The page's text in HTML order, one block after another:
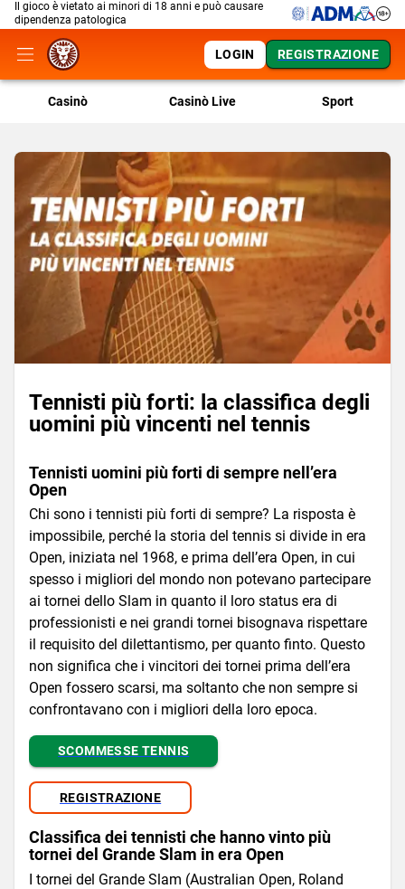
Il gioco è vietato ai minori di 18 anni e può causare
dipendenza patologica
LOGIN REGISTRAZIONE
Casinò Casinò Live Sport
Tennisti più forti: la classifica degli
uomini più vincenti nel tennis
Tennisti uomini più forti di sempre nell’era
Open
Chi sono i tennisti più forti di sempre? La risposta è
impossibile, perché la storia del tennis si divide in era
Open, iniziata nel 1968, e prima dell’era Open, in cui
spesso i migliori del mondo non potevano partecipare
ai tornei dello Slam in quanto il loro status era di
professionisti e nei grandi tornei bisognava rispettare
il requisito del dilettantismo, per quanto finto. Questo
non significa che i vincitori dei tornei prima dell’era
Open fossero scarsi, ma soltanto che non sempre si
confrontavano con i migliori della loro epoca.
SCOMMESSE TENNIS
REGISTRAZIONE
Classifica dei tennisti che hanno vinto più
tornei del Grande Slam in era Open
I tornei del Grande Slam (Australian Open, Roland